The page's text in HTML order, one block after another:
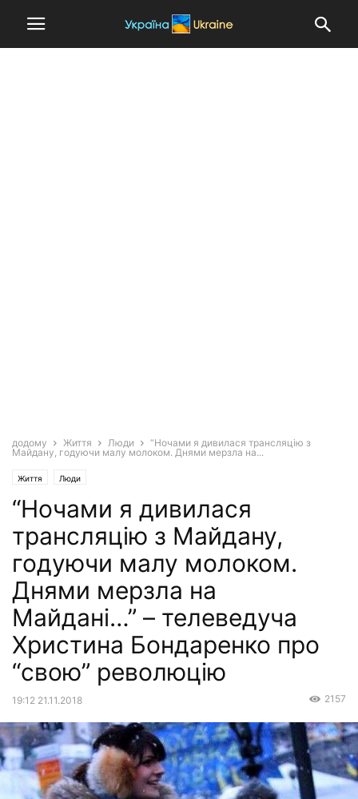
додому Життя Люди
“Ночами я дивилася трансляцію з
Майдану, годуючи малу молоком. Днями мерзла на...
Життя Люди
“Ночами я дивилася
трансляцію з Майдану,
годуючи малу молоком.
Днями мерзла на
Майдані…” – телеведуча
Христина Бондаренко про
“свою” революцію
19:12 21.11.2018 2157